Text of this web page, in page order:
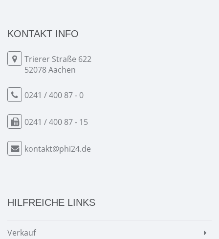
KONTAKT INFO
Trierer Straße 622
52078 Aachen
0241 / 400 87 - 0
0241 / 400 87 - 15
kontakt@phi24.de
HILFREICHE LINKS
Verkauf